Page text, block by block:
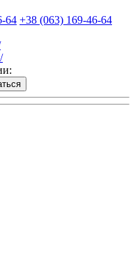
64 +38 (063) 169-46-64